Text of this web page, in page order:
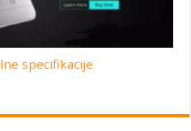
specifikacije